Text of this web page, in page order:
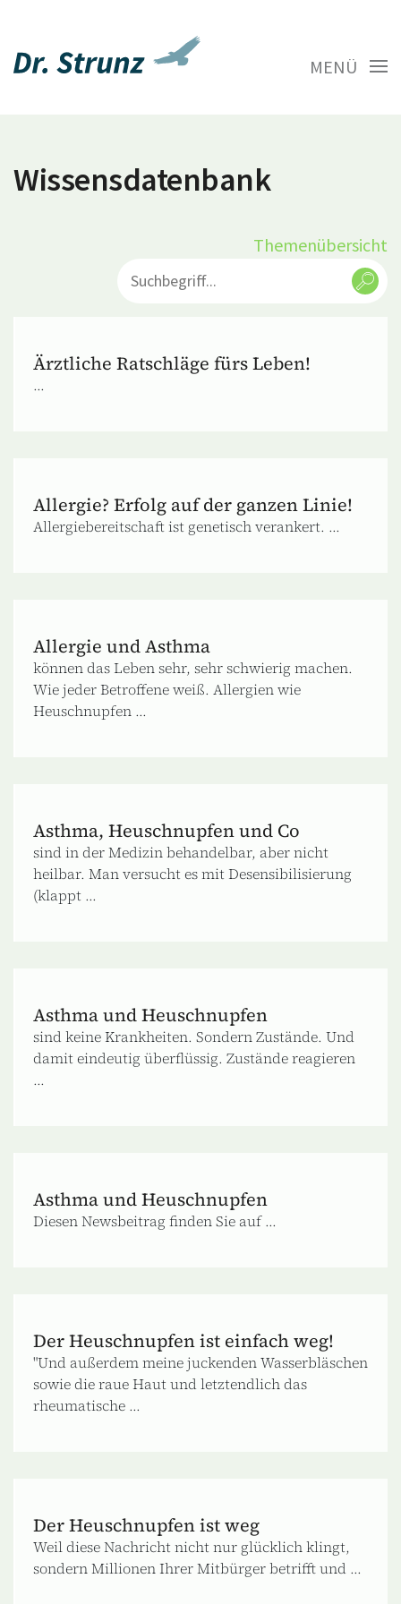
MENÜ
Wissensdatenbank
Themenübersicht
Ärztliche Ratschläge fürs Leben!
...
Allergie? Erfolg auf der ganzen Linie!
Allergiebereitschaft ist genetisch verankert. ...
Allergie und Asthma
können das Leben sehr, sehr schwierig machen.
Wie jeder Betroffene weiß. Allergien wie
Heuschnupfen ...
Asthma, Heuschnupfen und Co
sind in der Medizin behandelbar, aber nicht
heilbar. Man versucht es mit Desensibilisierung
(klappt ...
Asthma und Heuschnupfen
sind keine Krankheiten. Sondern Zustände. Und
damit eindeutig überflüssig. Zustände reagieren
...
Asthma und Heuschnupfen
Diesen Newsbeitrag finden Sie auf ...
Der Heuschnupfen ist einfach weg!
"Und außerdem meine juckenden Wasserbläschen
sowie die raue Haut und letztendlich das
rheumatische ...
Der Heuschnupfen ist weg
Weil diese Nachricht nicht nur glücklich klingt,
sondern Millionen Ihrer Mitbürger betrifft und ...